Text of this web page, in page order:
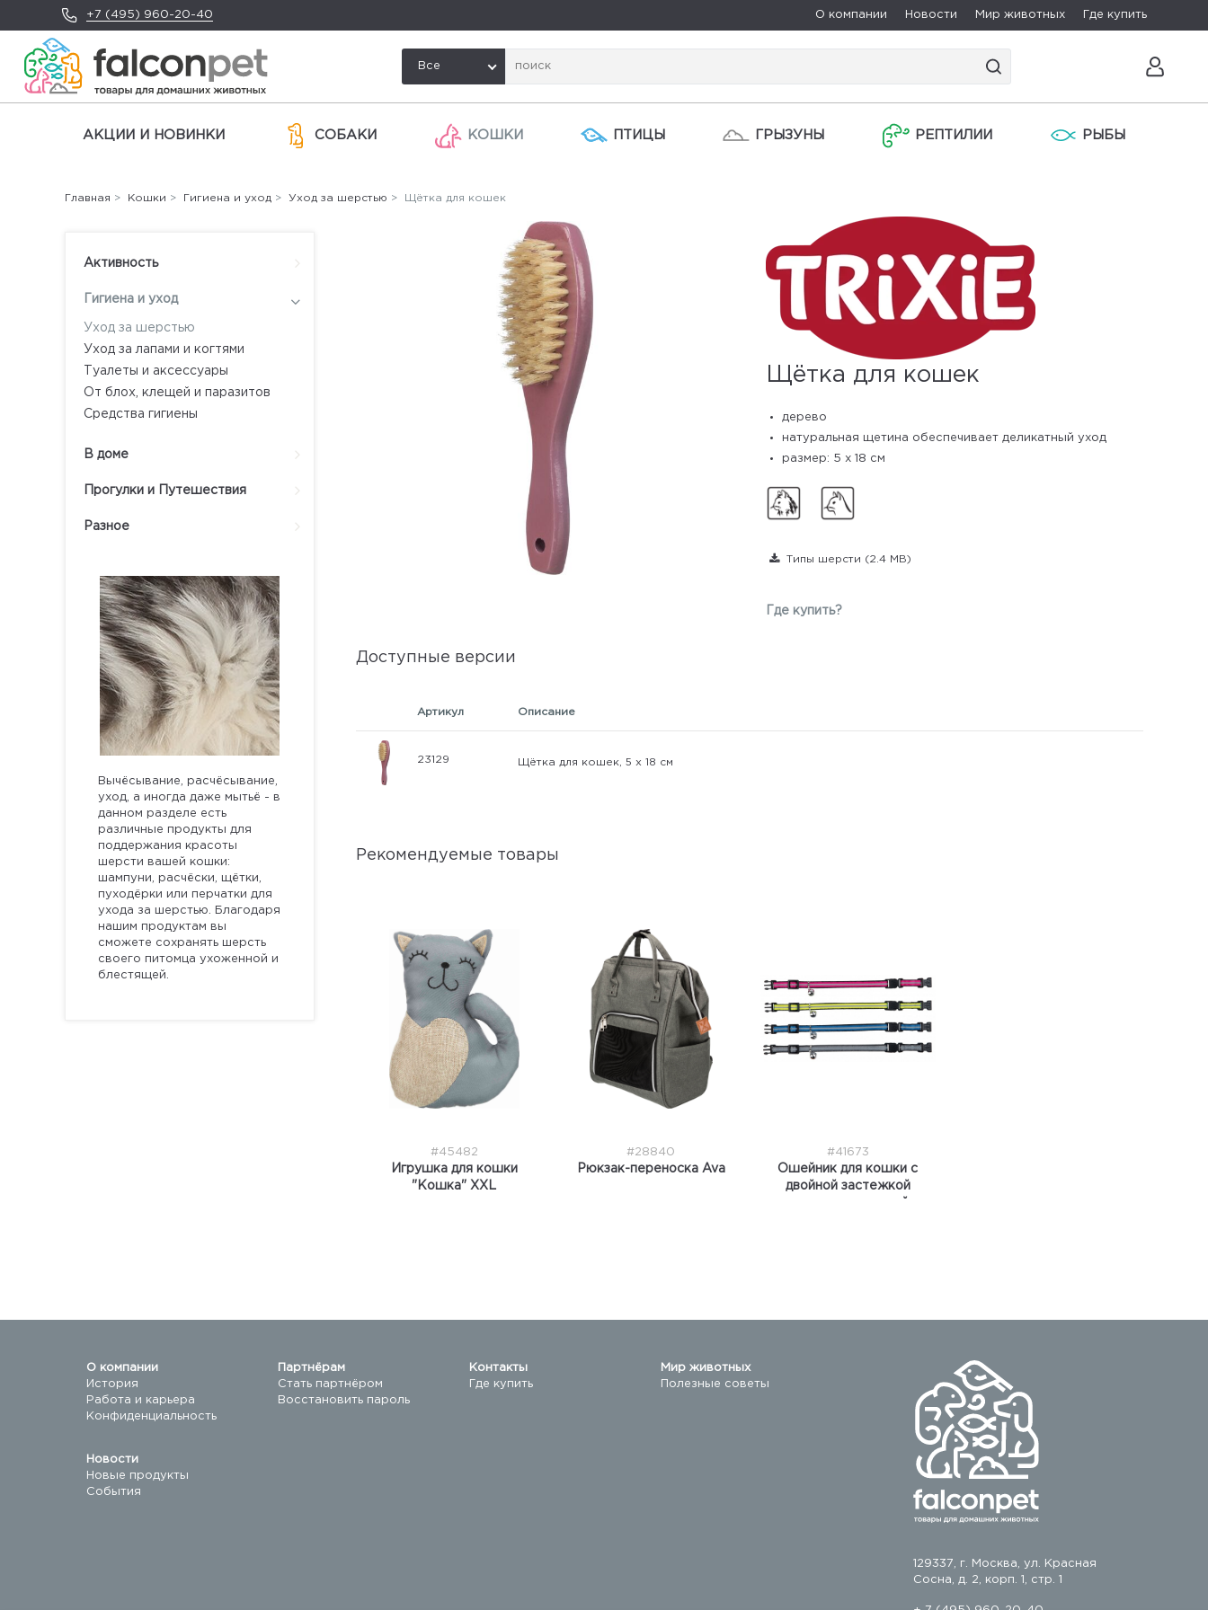
+7 (495) 960-20-40 О компании Новости Мир животных Где купить
Все
АКЦИИ И НОВИНКИ СОБАКИ КОШКИ ПТИЦЫ ГРЫЗУНЫ РЕПТИЛИИ РЫБЫ
Активность
Гигиена и уход
Уход за шерстью
Уход за лапами и когтями
Туалеты и аксессуары
От блох, клещей и паразитов
Средства гигиены
В доме
Прогулки и Путешествия
Разное
Вычёсывание, расчёсывание,
уход, а иногда даже мытьё - в
данном разделе есть
различные продукты для
поддержания красоты
шерсти вашей кошки:
шампуни, расчёски, щётки,
пуходёрки или перчатки для
ухода за шерстью. Благодаря
нашим продуктам вы
сможете сохранять шерсть
своего питомца ухоженной и
блестящей.
Главная > Кошки > Гигиена и уход > Уход за шерстью > Щётка для кошек
Щётка для кошек
дерево
натуральная щетина обеспечивает деликатный уход
размер: 5 х 18 см
Типы шерсти (2.4 MB)
Где купить?
Доступные версии
Артикул Описание
23129 Щётка для кошек, 5 х 18 см
Рекомендуемые товары
#45482
Игрушка для кошки
"Кошка" XXL
#28840
Рюкзак-переноска Ava
#41673
Ошейник для кошки с
двойной застежкой
О компании
История
Работа и карьера
Конфиденциальность
Партнёрам
Стать партнёром
Восстановить пароль
Контакты
Где купить
Мир животных
Полезные советы
Новости
Новые продукты
События
129337, г. Москва, ул. Красная
Сосна, д. 2, корп. 1, стр. 1